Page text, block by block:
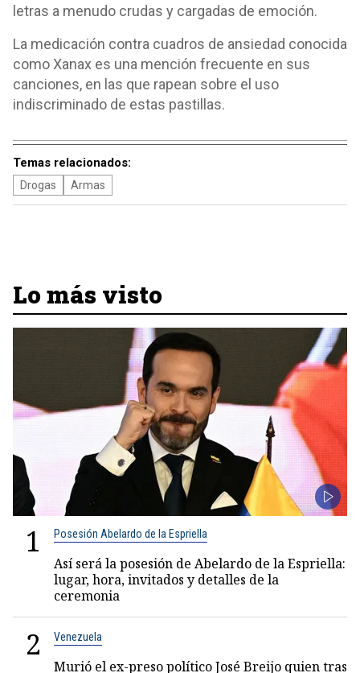
letras a menudo crudas y cargadas de emoción.
La medicación contra cuadros de ansiedad conocida
como Xanax es una mención frecuente en sus
canciones, en las que rapean sobre el uso
indiscriminado de estas pastillas.
Temas relacionados:
Drogas Armas
Lo más visto
1 Posesión Abelardo de la Espriella
Así será la posesión de Abelardo de la Espriella:
lugar, hora, invitados y detalles de la
ceremonia
2 Venezuela
Murió el ex-preso político José Breijo quien tras